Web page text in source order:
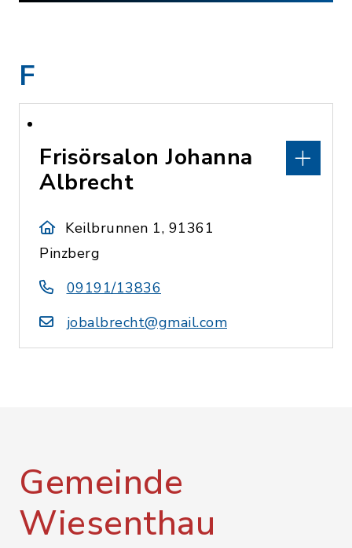
F
Frisörsalon Johanna
Albrecht
Keilbrunnen 1, 91361
Pinzberg
09191/13836
jobalbrecht@gmail.com
Gemeinde
Wiesenthau